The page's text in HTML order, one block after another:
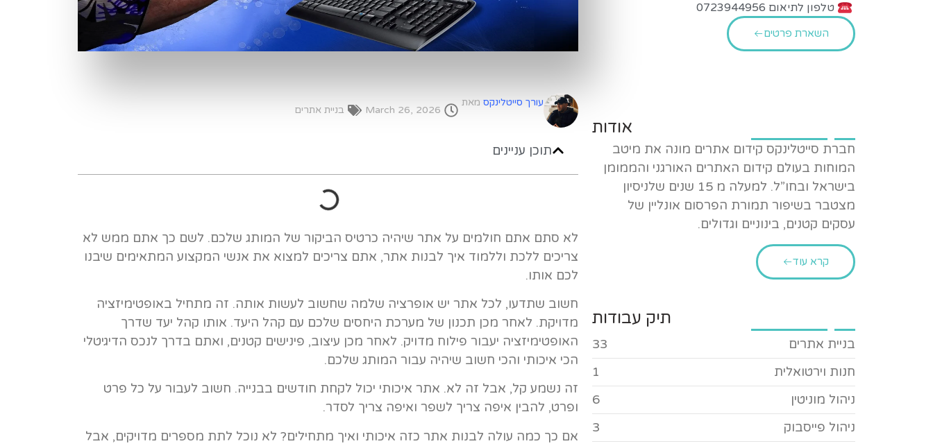
עורך סייטלינקס מאת
March 26, 2026 בניית אתרים
תוכן עניינים
לא סתם אתם חולמים על אתר שיהיה כרטיס הביקור של המותג שלכם. לשם כך אתם ממש לא
צריכים ללכת וללמוד איך לבנות אתר, אתם צריכים למצוא את אנשי המקצוע המתאימים שיבנו
לכם אותו.
חשוב שתדעו, לכל אתר יש אופרציה שלמה שחשוב לעשות אותה. זה מתחיל באופטימיזציה
מדויקת. לאחר מכן תכנון של מערכת היחסים שלכם עם קהל היעד. אותו קהל יעד שדרך
האופטימיזציה יעבור פילוח מדויק. לאחר מכן עיצוב, פינישים קטנים, ואתם בדרך לנכס הדיגיטלי
הכי איכותי והכי חשוב שיהיה עבור המותג שלכם.
זה נשמע קל, אבל זה לא. אתר איכותי יכול לקחת חודשים בבנייה. חשוב לעבור על כל פרט
ופרט, להבין איפה צריך לשפר ואיפה צריך לסדר.
אם כך כמה עולה לבנות אתר כזה איכותי ואיך מתחילים? לא נוכל לתת מספרים מדויקים, אבל
טלפון לתיאום 0723944956
השארת פרטים
אודות
חברת סייטלינקס קידום אתרים מונה את מיטב
המוחות בעולם קידום האתרים האורגני והממומן
בישראל ובחו”ל. למעלה מ 15 שנים שלניסיון
מצטבר בשיפור תמורת הפרסום אונליין של
עסקים קטנים, בינוניים וגדולים.
קרא עוד
תיק עבודות
בניית אתרים
33
חנות וירטואלית
1
ניהול מוניטין
6
ניהול פייסבוק
3